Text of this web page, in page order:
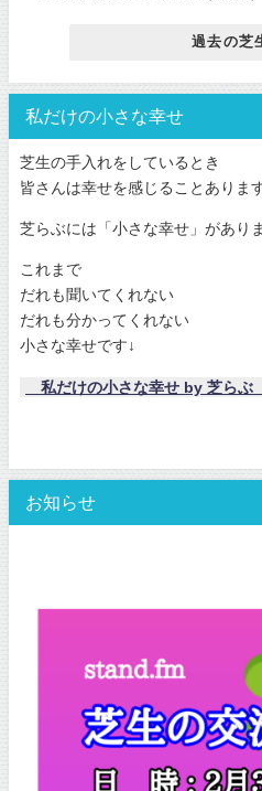
過去の芝
私だけの小さな幸せ
芝生の手入れをしているとき
皆さんは幸せを感じることありま
芝らぶには「小さな幸せ」があり
これまで
だれも聞いてくれない
だれも分かってくれない
小さな幸せです↓
私だけの小さな幸せ by 芝ら
お知らせ